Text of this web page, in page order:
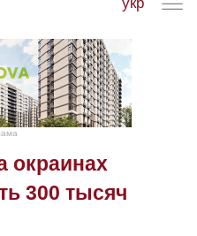
окраинах
300 тысяч